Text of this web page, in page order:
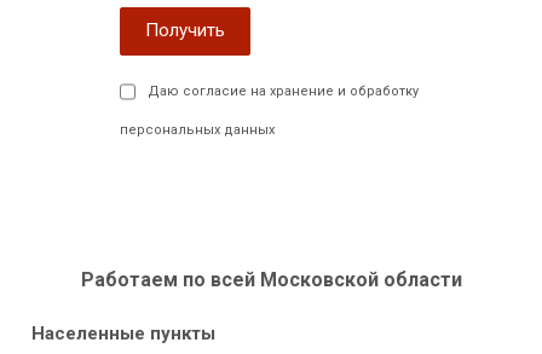
Даю согласие на хранение и обработку
персональных данных
Работаем по всей Московской области
Населенные пункты